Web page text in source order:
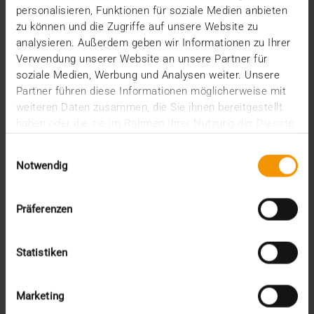
personalisieren, Funktionen für soziale Medien anbieten
zu können und die Zugriffe auf unsere Website zu
analysieren. Außerdem geben wir Informationen zu Ihrer
Verwendung unserer Website an unsere Partner für
soziale Medien, Werbung und Analysen weiter. Unsere
Partner führen diese Informationen möglicherweise mit
weiteren Daten zusammen, die Sie ihnen bereitgestellt
Notwendig
Präferenzen
Statistiken
Marketing
MEHR ERFAHREN